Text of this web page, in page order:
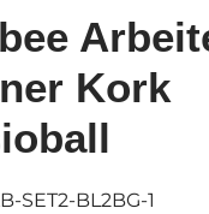
Kork
SET2-BL2BG-1